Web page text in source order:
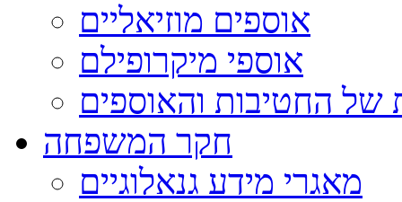
אוספים מוזיאליים
אוספי מיקרופילם
של החטיבות והאוספים
חקר המשפחה
מאגרי מידע גנאלוגיים